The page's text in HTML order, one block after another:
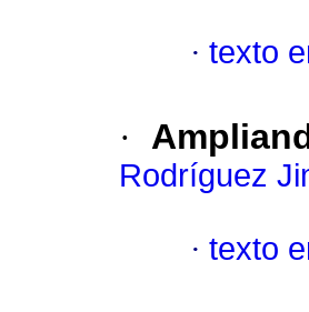
· texto
·
Rodríguez
· texto